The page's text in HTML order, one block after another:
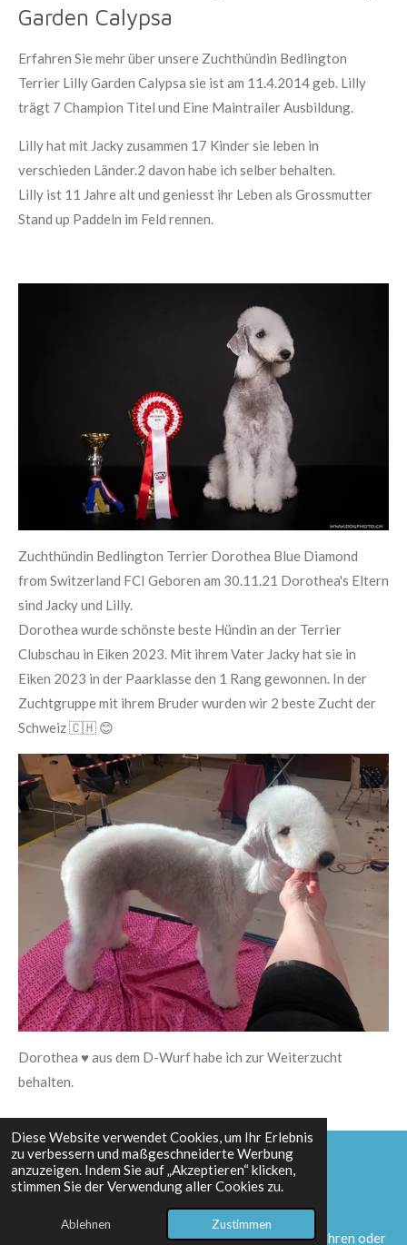
Diese Website verwendet Cookies, um Ihr Erlebnis
zu verbessern und maßgeschneiderte Werbung
anzuzeigen. Indem Sie auf „Akzeptieren“ klicken,
stimmen Sie der Verwendung aller Cookies zu.
Ablehnen Zustimmen
Garden Calypsa
Erfahren Sie mehr über unsere Zuchthündin Bedlington
Terrier Lilly Garden Calypsa sie ist am 11.4.2014 geb. Lilly
trägt 7 Champion Titel und Eine Maintrailer Ausbildung.
Lilly hat mit Jacky zusammen 17 Kinder sie leben in
verschieden Länder.2 davon habe ich selber behalten.
Lilly ist 11 Jahre alt und geniesst ihr Leben als Grossmutter
Stand up Paddeln im Feld rennen.
Zuchthündin Bedlington Terrier Dorothea Blue Diamond
from Switzerland FCI Geboren am 30.11.21 Dorothea's Eltern
sind Jacky und Lilly.
Dorothea wurde schönste beste Hündin an der Terrier
Clubschau in Eiken 2023. Mit ihrem Vater Jacky hat sie in
Eiken 2023 in der Paarklasse den 1 Rang gewonnen. In der
Zuchtgruppe mit ihrem Bruder wurden wir 2 beste Zucht der
Schweiz 🇨🇭 😊
Dorothea ♥️ aus dem D-Wurf habe ich zur Weiterzucht
behalten.
Kontaktieren Sie uns für weitere
Informationen
Möchten Sie mehr über unsere Zuchthündinnen erfahren oder